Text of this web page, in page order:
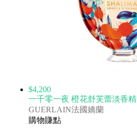
$4,200
一千零一夜 橙花舒芙蕾淡香精
GUERLAIN法國嬌蘭
購物賺點